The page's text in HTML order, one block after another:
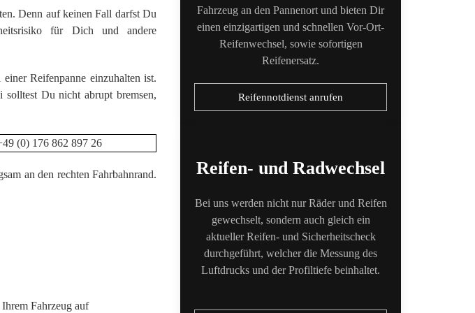
Denn auf keinen Fall darfst Du
für Dich und andere
Reifenpanne einzuhalten ist.
solltest Du nicht abrupt bremsen,
an den rechten Fahrbahnrand.
Fahrzeug auf
Fahrzeug an den Pannenort und bieten Dir
einen einzigartigen und schnellen Vor-Ort-
Reifenwechsel, sowie sofortigen
Reifenersatz.
Reifennotdienst anrufen
Reifen- und Radwechsel
Bei uns werden nicht nur Räder und Reifen
gewechselt, sondern auch gleich ein
aktueller Reifen- und Sicherheitscheck
durchgeführt, welcher die Messung des
Luftdrucks und der Profiltiefe beinhaltet.